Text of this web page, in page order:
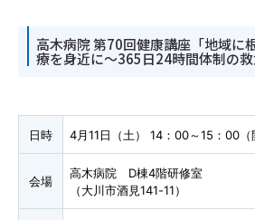
高木病院 第70回健康講座「地域に
療を身近に～365日24時間体制の救
日時 4月11日（土） 14：00～15：00（
会場
高木病院 D棟4階研修室
（大川市酒見141-11）